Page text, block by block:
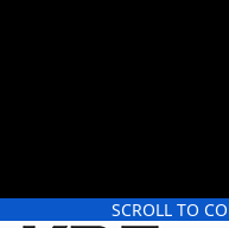
SCROLL TO